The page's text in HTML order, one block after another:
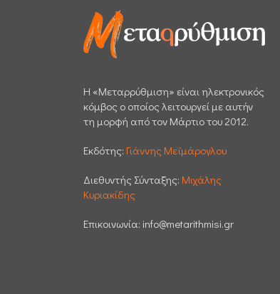
H «Μεταρρύθμιση» είναι ηλεκτρονικός
κόμβος ο οποίος λειτουργεί με αυτήν
τη μορφή από τον Μάρτιο του 2012.
Εκδότης: Γιάννης Μεϊμάρογλου
Διεθυντής Σύνταξης: Μιχάλης
Κυριακίδης
Επικοινωνία: info@metarithmisi.gr